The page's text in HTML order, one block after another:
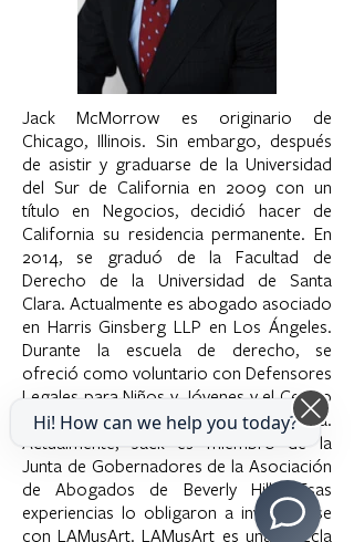
Jack McMorrow es originario de
Chicago, Illinois. Sin embargo, después
de asistir y graduarse de la Universidad
del Sur de California en 2009 con un
título en Negocios, decidió hacer de
California su residencia permanente. En
2014, se graduó de la Facultad de
Derecho de la Universidad de Santa
Clara. Actualmente es abogado asociado
en Harris Ginsberg LLP en Los Ángeles.
Durante la escuela de derecho, se
ofreció como voluntario con Defensores
Legales para Niños y Jóvenes y el Centro
Harriett Buhai de Derecho de Familia.
Actualmente, Jack es miembro de la
Junta de Gobernadores de la Asociación
de Abogados de Beverly Hills. Esas
experiencias lo obligaron a involucrarse
con LAMusArt. LAMusArt es una mezcla
Hi! How can we help you today?